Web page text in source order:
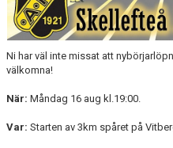
MINIORLANDSLAGET
Ni har väl inte missat att
välkomna!
När: Måndag 16 aug kl.19:00.
Var: Starten av 3km spåret på